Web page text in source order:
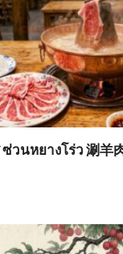
วนหยางโร่ว 涮羊